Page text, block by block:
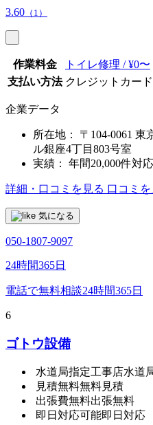
3.60 （1）
作業料金
トイレ修理 / ¥0〜
支払い方法 クレジットカー
企業データ
所在地：
〒104-0061 東
ル銀座4丁目803号室
実績：
年間20,000件対応
詳細・口コミを見る 口コミを
気になる
050-1807-9097
24時間365日
電話で無料相談24時間365日
6
ゴトウ設備
水道局指定工事店水道
見積無料無料見積
出張費無料出張無料
即日対応可能即日対応